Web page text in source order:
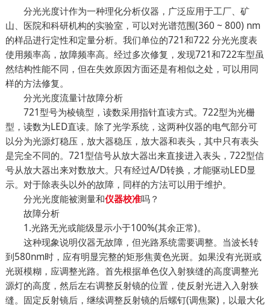
分光光度计作为一种理化分析仪器，广泛应用于工厂、矿
山、医院和科研机构的实验室，可以对光谱范围(360 ~ 800) nm
的样品进行定性和定量分析。我们单位的721和722 分光光度表
使用频率高，故障频率高。经过多次修复，发现721和722车型虽
然结构性能不同，但在失效原因方面还是有相似之处，可以用同
样的方法修复。
分光光度流量计故障分析
721型号为棱镜型，读数采用指针直读方式。722型为光栅
型，读数为LED直读。除了光学系统，这两种仪器的电气部分可
以分为光源灯稳压，放大器稳压，放大器和表头，其中只有表头
是完全不同的。721型信号从放大器出来直接进入表头，722型信
号从放大器出来对数放大。只有经过A/D转换，才能驱动LED显
示。对于除表头以外的故障，同样的方法可以用于维护。
分光光度能被测量和仪器校准吗？
故障分析
1.光路无光或能级显示小于100%(其余正常)。
这种现象说明仪器无故障，但光路系统需要调整。当波长转
到580nm时，应有明显完整的矩形焦黄色光斑。如果没有光斑或
光斑模糊，应调整光路。首先根据单色仪入射狭缝的高度调整光
源灯的高度，然后左右调整反射镜的位置，使反射光进入入射狭
缝。固定反射镜后，继续调整反射镜的后螺钉(调焦聚)，以最大化